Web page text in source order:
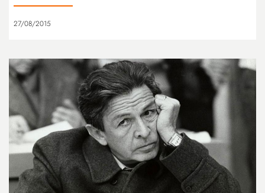
27/08/2015